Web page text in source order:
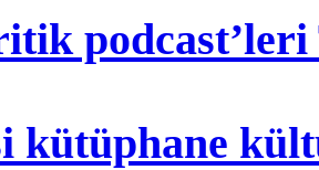
podcast’leri
kütüphane